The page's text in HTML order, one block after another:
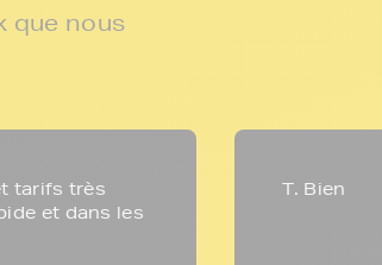
que nous
tarifs très
et dans les
T. Bien